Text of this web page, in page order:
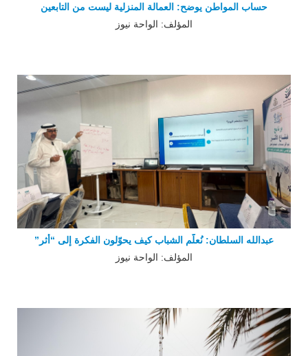
حساب المواطن يوضح: العمالة المنزلية ليست من التابعين
المؤلف: الواحة نيوز
عبدالله السلطان: نُعلّم الشباب كيف يحوّلون الفكرة إلى “أثر”
المؤلف: الواحة نيوز